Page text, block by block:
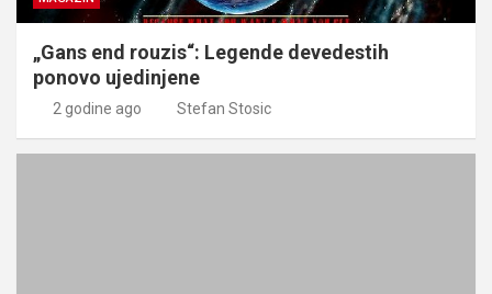
„Gans end rouzis“: Legende devedestih
ponovo ujedinjene
2 godine ago Stefan Stosic